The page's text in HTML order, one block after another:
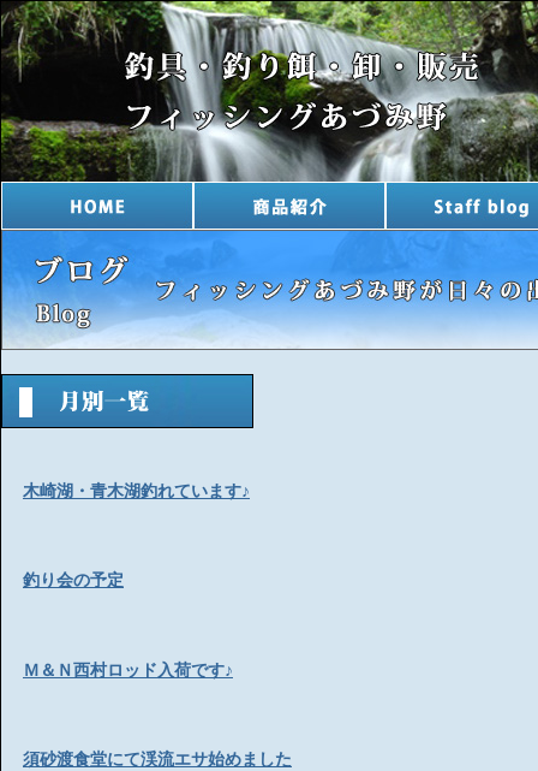
木崎湖・青木湖釣れています♪
釣り会の予定
Ｍ＆Ｎ西村ロッド入荷です♪
須砂渡食堂にて渓流エサ始めました